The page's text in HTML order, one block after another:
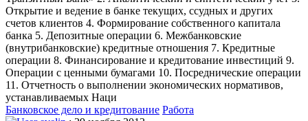
Открытие и ведение в банке текущих, ссудных и других
счетов клиентов 4. Формирование собственного капитала
банка 5. Депозитные операции 6. Межбанковские
(внутрибанковские) кредитные отношения 7. Кредитные
операции 8. Финансирование и кредитование инвестиций 9.
Операции с ценными бумагами 10. Посреднические операции
11. Отчетность о выполнении экономических нормативов,
устанавливаемых Наци
Банковское дело и кредитование Работа